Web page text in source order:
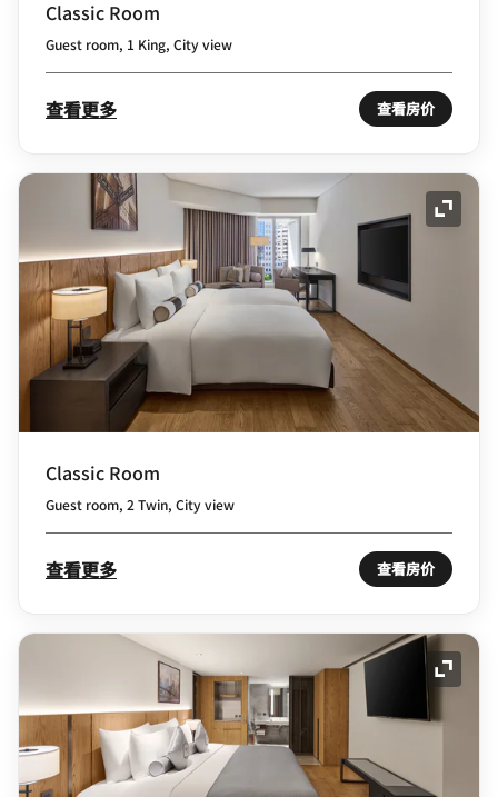
Classic Room
Guest room, 1 King, City view
查看更多 查看房价
展开
Classic Room
Guest room, 2 Twin, City view
查看更多 查看房价
展开